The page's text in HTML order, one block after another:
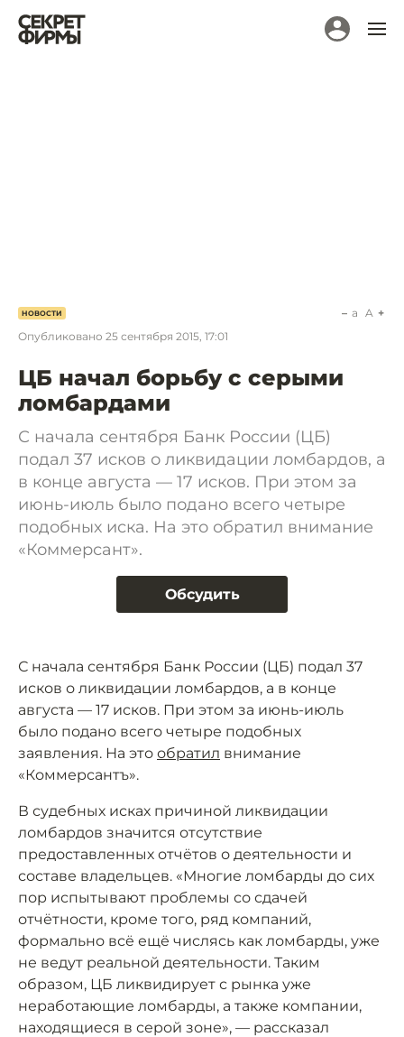
НОВОСТИ
Опубликовано 25 сентября 2015, 17:01
a A
ЦБ начал борьбу с серыми
ломбардами
С начала сентября Банк России (ЦБ)
подал 37 исков о ликвидации ломбардов, а
в конце августа — 17 исков. При этом за
июнь-июль было подано всего четыре
подобных иска. На это обратил внимание
«Коммерсант».
Обсудить
С начала сентября Банк России (ЦБ) подал 37
исков о ликвидации ломбардов, а в конце
августа — 17 исков. При этом за июнь-июль
было подано всего четыре подобных
заявления. На это обратил внимание
«Коммерсантъ».
В судебных исках причиной ликвидации
ломбардов значится отсутствие
предоставленных отчётов о деятельности и
составе владельцев. «Многие ломбарды до сих
пор испытывают проблемы со сдачей
отчётности, кроме того, ряд компаний,
формально всё ещё числясь как ломбарды, уже
не ведут реальной деятельности. Таким
образом, ЦБ ликвидирует с рынка уже
неработающие ломбарды, а также компании,
находящиеся в серой зоне», — рассказал